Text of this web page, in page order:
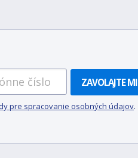
ZAVOLAJTE MI
pre spracovanie osobných údajov.